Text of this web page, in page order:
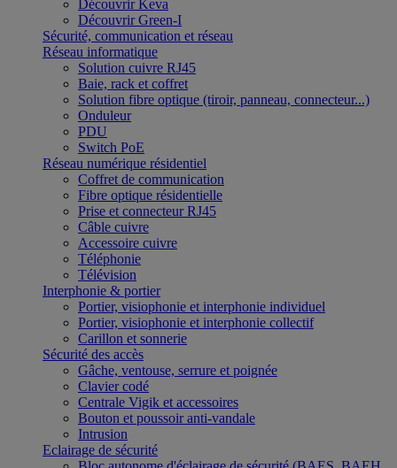
Découvrir Keva
Découvrir Green-I
Sécurité, communication et réseau
Réseau informatique
Solution cuivre RJ45
Baie, rack et coffret
Solution fibre optique (tiroir, panneau, connecteur...)
Onduleur
PDU
Switch PoE
Réseau numérique résidentiel
Coffret de communication
Fibre optique résidentielle
Prise et connecteur RJ45
Câble cuivre
Accessoire cuivre
Téléphonie
Télévision
Interphonie & portier
Portier, visiophonie et interphonie individuel
Portier, visiophonie et interphonie collectif
Carillon et sonnerie
Sécurité des accès
Gâche, ventouse, serrure et poignée
Clavier codé
Centrale Vigik et accessoires
Bouton et poussoir anti-vandale
Intrusion
Eclairage de sécurité